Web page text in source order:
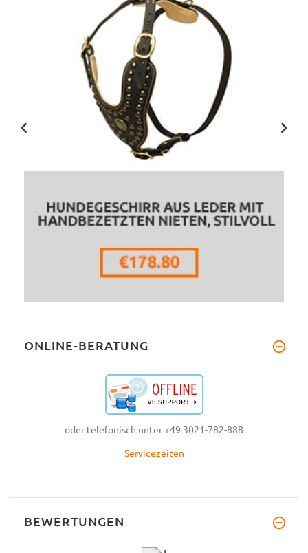
ONLINE-BERATUNG
oder telefonisch unter +49 3021-782-888
Servicezeiten
BEWERTUNGEN